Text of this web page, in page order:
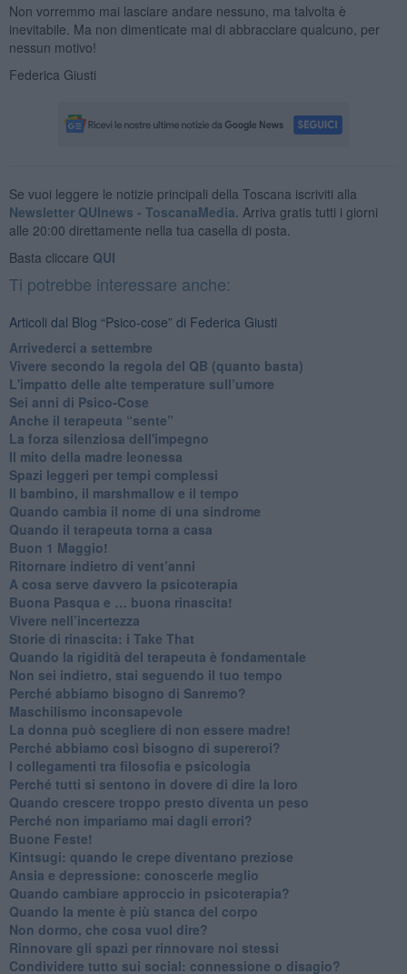
Non vorremmo mai lasciare andare nessuno, ma talvolta è
inevitabile. Ma non dimenticate mai di abbracciare qualcuno, per
nessun motivo!
Federica Giusti
Se vuoi leggere le notizie principali della Toscana iscriviti alla
Newsletter QUInews - ToscanaMedia. Arriva gratis tutti i giorni
alle 20:00 direttamente nella tua casella di posta.
Basta cliccare QUI
Ti potrebbe interessare anche:
Articoli dal Blog “Psico-cose” di Federica Giusti
​Arrivederci a settembre
​Vivere secondo la regola del QB (quanto basta)
​L'impatto delle alte temperature sull’umore
Sei anni di Psico-Cose
​Anche il terapeuta “sente”
​La forza silenziosa dell'impegno
​Il mito della madre leonessa
Spazi leggeri per tempi complessi
Il bambino, il marshmallow e il tempo
​Quando cambia il nome di una sindrome
​Quando il terapeuta torna a casa
​Buon 1 Maggio!
Ritornare indietro di vent’anni
​A cosa serve davvero la psicoterapia
​Buona Pasqua e … buona rinascita!
​Vivere nell’incertezza
​Storie di rinascita: i Take That
​Quando la rigidità del terapeuta è fondamentale
​Non sei indietro, stai seguendo il tuo tempo
​Perché abbiamo bisogno di Sanremo?
​Maschilismo inconsapevole
​La donna può scegliere di non essere madre!
​Perché abbiamo così bisogno di supereroi?
​I collegamenti tra filosofia e psicologia
​Perché tutti si sentono in dovere di dire la loro
​Quando crescere troppo presto diventa un peso
​Perché non impariamo mai dagli errori?
​Buone Feste!
​Kintsugi: quando le crepe diventano preziose
Ansia e depressione: conoscerle meglio
Quando cambiare approccio in psicoterapia?
​Quando la mente è più stanca del corpo
Non dormo, che cosa vuol dire?
​Rinnovare gli spazi per rinnovare noi stessi
​Condividere tutto sui social: connessione o disagio?